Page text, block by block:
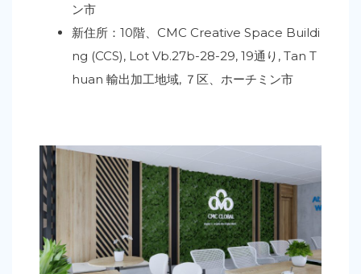
ン市
新住所：10階、CMC Creative Space Buildi
ng (CCS), Lot Vb.27b-28-29, 19通り, Tan T
huan 輸出加工地域, ７区、ホーチミン市